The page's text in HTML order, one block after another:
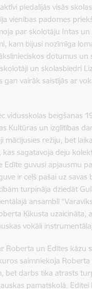
piedalījās visās
vienības padomes
par skolotāju Intas un
kam bijusi nozīmīga
dotumus un
un skolasbiedri
gan vairāk saistījās ar
vidusskolas beigšanas
Kultūras un izglītības
mācījusies režiju, bet
sagatavoja deju
Edīte guvusi apjausmu
ir ceļš pašai uz savas
turpināja dziedāt
ansamblī
Ķikusta uzaicināta,
vokāli
Roberta un Edītes kāzu
saimniekoja
bet darbs tika atrasts
pamatskolā. Edītei